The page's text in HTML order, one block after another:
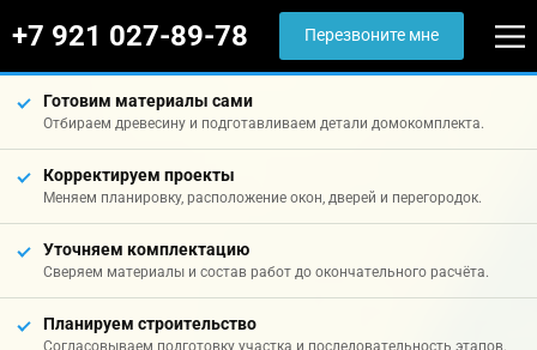
+7 921 027-89-78 Перезвоните мне
Готовим материалы сами
Отбираем древесину и подготавливаем детали домокомплекта.
Корректируем проекты
Меняем планировку, расположение окон, дверей и перегородок.
Уточняем комплектацию
Сверяем материалы и состав работ до окончательного расчёта.
Планируем строительство